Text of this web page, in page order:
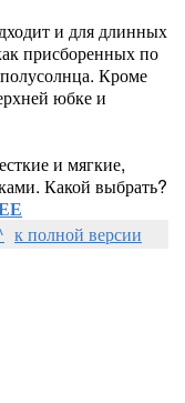
и для длинных
присборенных по
Кроме
юбке и
и мягкие,
Какой выбрать?
к полной версии